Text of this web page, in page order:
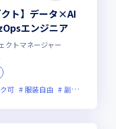
クト】データ×AI
エンジニア
クトマネージャー
可 服装自由 副業可